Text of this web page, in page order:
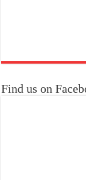
Find us on